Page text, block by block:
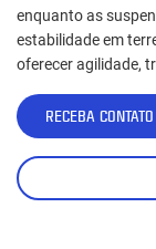
enquanto as
estabilidade em
oferecer agilidade,
RECEBA CONTATO